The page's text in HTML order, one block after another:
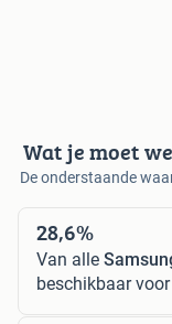
Wat je moet
De onderstaande
28,6%
Van alle
beschikbaar